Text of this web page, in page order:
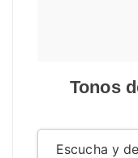
Tonos
Escucha y